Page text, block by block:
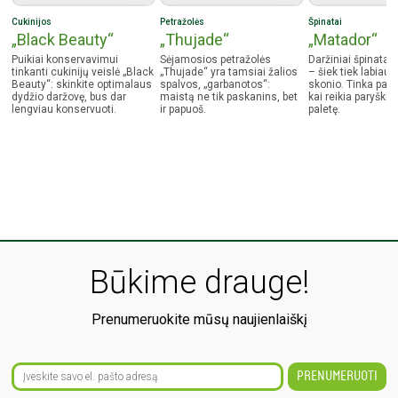
Cukinijos
„Black Beauty“
Puikiai konservavimui
tinkanti cukinijų veislė „Black
Beauty“: skinkite optimalaus
dydžio daržovę, bus dar
lengviau konservuoti.
Petražolės
„Thujade“
Sėjamosios petražolės
„Thujade“ yra tamsiai žalios
spalvos, „garbanotos“:
maistą ne tik paskanins, bet
ir papuoš.
Špinatai
„Matador“
Daržiniai špinatai
– šiek tiek labiau
skonio. Tinka
kai reikia
paletę.
Būkime drauge!
Prenumeruokite mūsų naujienlaiškį